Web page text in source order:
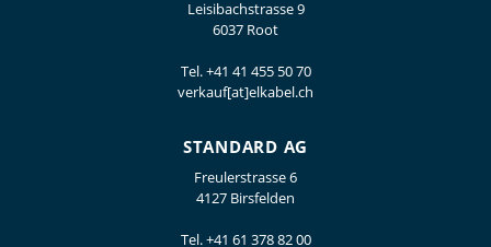
Leisibachstrasse 9
6037 Root
Tel.+41 41 455 50 70
verkauf[at]elkabel.ch
STANDARD AG
Freulerstrasse 6
4127 Birsfelden
Tel.+41 61 378 82 00